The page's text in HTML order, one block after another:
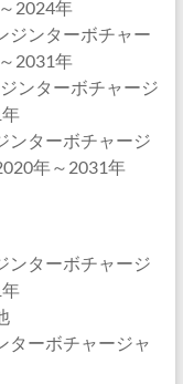
2024年
ンターボチャー
2031年
ンターボチャージ
ンターボチャージ
年～2031年
ターボチャージ
ターボチャージャ